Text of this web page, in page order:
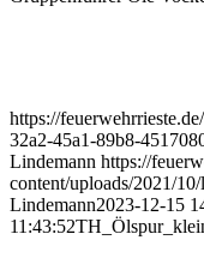
https://
32a2-45a1-89b8-
Lindemann https://
content/uploads/2021/
Lindemann2023-12-15
11:43:52